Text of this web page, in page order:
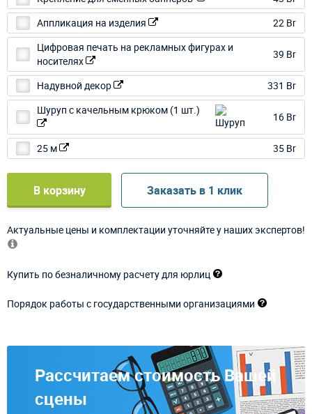
Аппликация на изделия
22 Br
Цифровая печать на рекламных фигурах и
носителях
39 Br
Надувной декор
331 Br
Шуруп с качельным крюком (1 шт.)
16 Br
25 м 35 Br
В корзину Заказать в 1 клик
Актуальные цены и комплектации уточняйте у наших экспертов!
Купить по безналичному расчету для юрлиц
Порядок работы с государственными организациями
Рассчитаем стоимость Вашей
сцены